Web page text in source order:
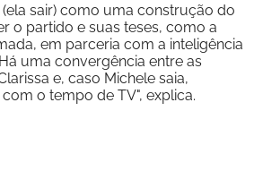
sair) como uma construção do
o partido e suas teses, como a
em parceria com a inteligência
uma convergência entre as
e, caso Michele saia,
o tempo de TV", explica.